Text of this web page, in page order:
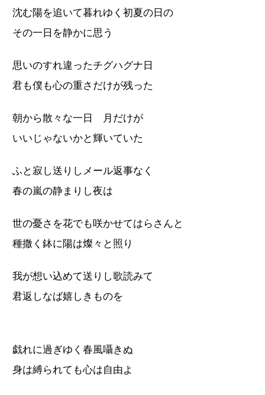
沈む陽を追いて暮れゆく初夏の日の
その一日を静かに思う
思いのすれ違ったチグハグナ日
君も僕も心の重さだけが残った
朝から散々な一日 月だけが
いいじゃないかと輝いていた
ふと寂し送りしメール返事なく
春の嵐の静まりし夜は
世の憂さを花でも咲かせてはらさんと
種撒く鉢に陽は燦々と照り
我が想い込めて送りし歌読みて
君返しなば嬉しきものを
戯れに過ぎゆく春風囁きぬ
身は縛られても心は自由よ